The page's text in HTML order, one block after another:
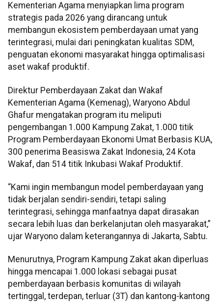
Kementerian Agama menyiapkan lima program
strategis pada 2026 yang dirancang untuk
membangun ekosistem pemberdayaan umat yang
terintegrasi, mulai dari peningkatan kualitas SDM,
penguatan ekonomi masyarakat hingga optimalisasi
aset wakaf produktif.
Direktur Pemberdayaan Zakat dan Wakaf
Kementerian Agama (Kemenag), Waryono Abdul
Ghafur mengatakan program itu meliputi
pengembangan 1.000 Kampung Zakat, 1.000 titik
Program Pemberdayaan Ekonomi Umat Berbasis KUA,
300 penerima Beasiswa Zakat Indonesia, 24 Kota
Wakaf, dan 514 titik Inkubasi Wakaf Produktif.
“Kami ingin membangun model pemberdayaan yang
tidak berjalan sendiri-sendiri, tetapi saling
terintegrasi, sehingga manfaatnya dapat dirasakan
secara lebih luas dan berkelanjutan oleh masyarakat,”
ujar Waryono dalam keterangannya di Jakarta, Sabtu.
Menurutnya, Program Kampung Zakat akan diperluas
hingga mencapai 1.000 lokasi sebagai pusat
pemberdayaan berbasis komunitas di wilayah
tertinggal, terdepan, terluar (3T) dan kantong-kantong